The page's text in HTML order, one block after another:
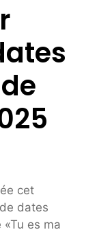
cet
dates
es ma